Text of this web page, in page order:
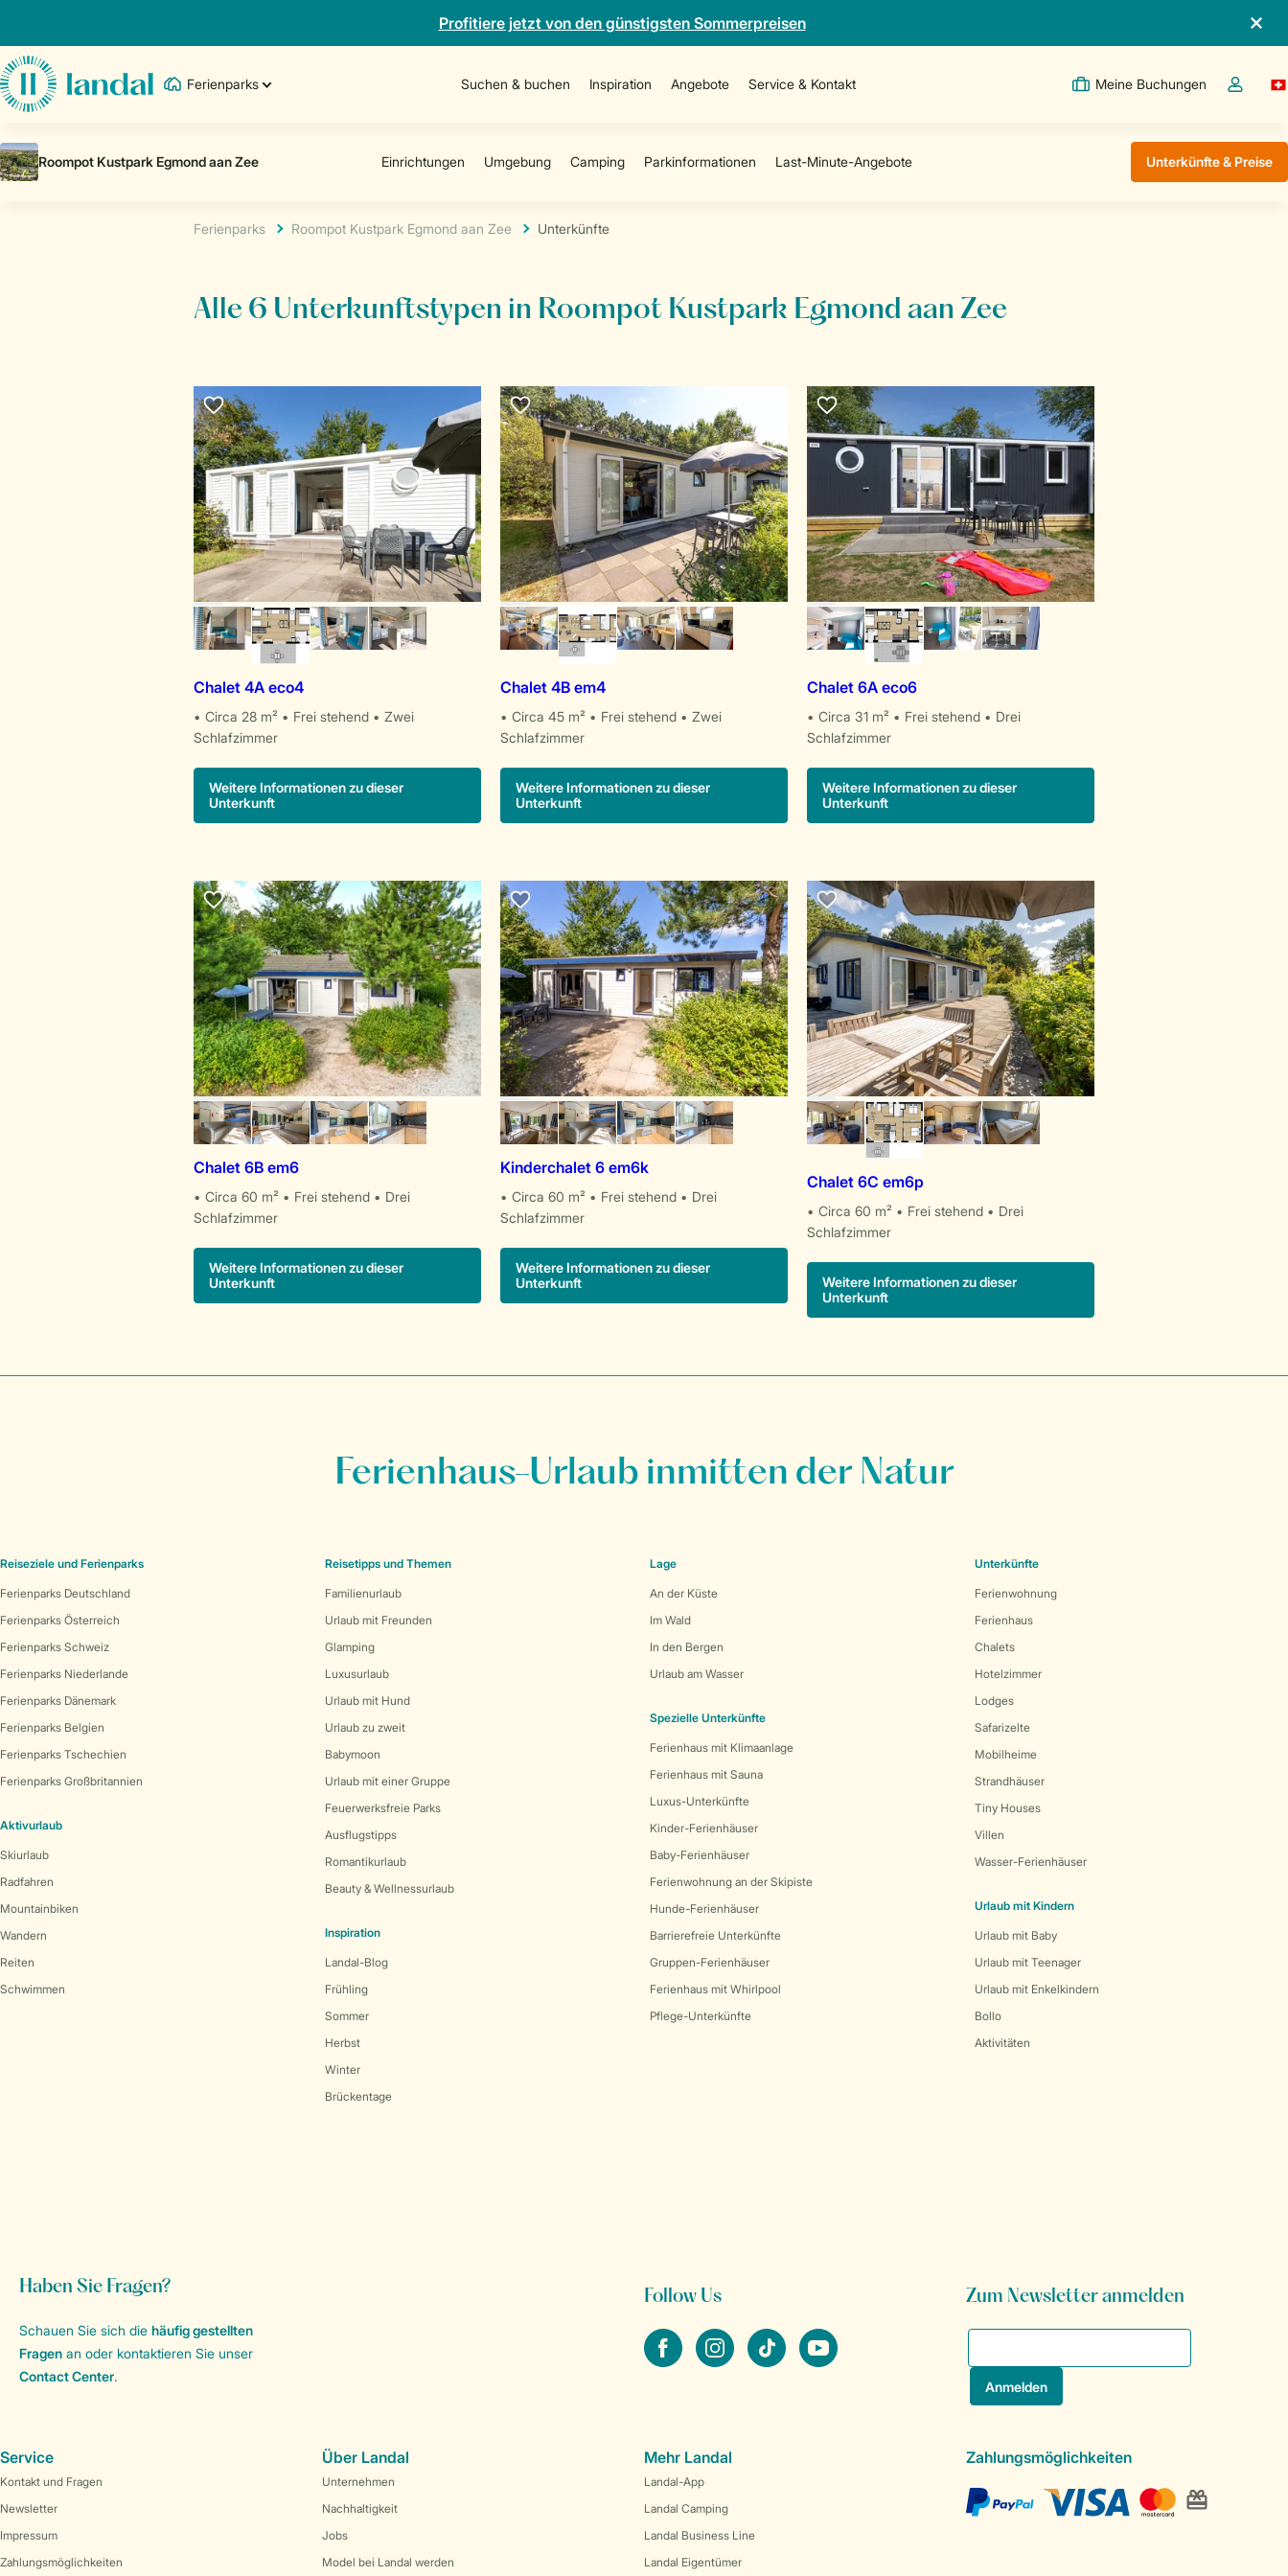
Profitiere jetzt von den günstigsten Sommerpreisen
Ferienparks Suchen & buchen Inspiration Angebote Service & Kontakt Meine Buchungen
Unterkünfte & Preise
Ferienparks Roompot Kustpark Egmond aan Zee Unterkünfte
Alle 6 Unterkunftstypen in Roompot Kustpark Egmond aan Zee
Chalet 4A eco4
Circa 28 m² Frei stehend
Zwei
Schlafzimmer
Weitere Informationen zu dieser
Unterkunft
Chalet 4B em4
Circa 45 m² Frei stehend
Zwei
Schlafzimmer
Weitere Informationen zu dieser
Unterkunft
Chalet 6A eco6
Circa 31 m² Frei stehend
Drei
Schlafzimmer
Weitere Informationen zu dieser
Unterkunft
Chalet 6B em6
Circa 60 m² Frei stehend
Drei
Schlafzimmer
Weitere Informationen zu dieser
Unterkunft
Kinderchalet 6 em6k
Circa 60 m² Frei stehend
Drei
Schlafzimmer
Weitere Informationen zu dieser
Unterkunft
Chalet 6C em6p
Circa 60 m² Frei stehend
Drei
Schlafzimmer
Weitere Informationen zu dieser
Unterkunft
Ferienhaus-Urlaub inmitten der Natur
Reiseziele und Ferienparks
Ferienparks Deutschland
Ferienparks Österreich
Ferienparks Schweiz
Ferienparks Niederlande
Ferienparks Dänemark
Ferienparks Belgien
Ferienparks Tschechien
Ferienparks Großbritannien
Aktivurlaub
Skiurlaub
Radfahren
Mountainbiken
Wandern
Reiten
Schwimmen
Reisetipps und Themen
Familienurlaub
Urlaub mit Freunden
Glamping
Luxusurlaub
Urlaub mit Hund
Urlaub zu zweit
Babymoon
Urlaub mit einer Gruppe
Feuerwerksfreie Parks
Ausflugstipps
Romantikurlaub
Beauty & Wellnessurlaub
Inspiration
Landal-Blog
Frühling
Sommer
Herbst
Winter
Brückentage
Lage
An der Küste
Im Wald
In den Bergen
Urlaub am Wasser
Spezielle Unterkünfte
Ferienhaus mit Klimaanlage
Ferienhaus mit Sauna
Luxus-Unterkünfte
Kinder-Ferienhäuser
Baby-Ferienhäuser
Ferienwohnung an der Skipiste
Hunde-Ferienhäuser
Barrierefreie Unterkünfte
Gruppen-Ferienhäuser
Ferienhaus mit Whirlpool
Pflege-Unterkünfte
Unterkünfte
Ferienwohnung
Ferienhaus
Chalets
Hotelzimmer
Lodges
Safarizelte
Mobilheime
Strandhäuser
Tiny Houses
Villen
Wasser-Ferienhäuser
Urlaub mit Kindern
Urlaub mit Baby
Urlaub mit Teenager
Urlaub mit Enkelkindern
Bollo
Aktivitäten
Haben Sie Fragen?
Schauen Sie sich die häufig gestellten
Fragen an oder kontaktieren Sie unser
Contact Center.
Follow Us
facebookinstagramtiktok youtube
Zum Newsletter anmelden
Service
Kontakt und Fragen
Newsletter
Impressum
Zahlungsmöglichkeiten
Über Landal
Unternehmen
Nachhaltigkeit
Jobs
Model bei Landal werden
Mehr Landal
Landal-App
Landal Camping
Landal Business Line
Landal Eigentümer
Zahlungsmöglichkeiten